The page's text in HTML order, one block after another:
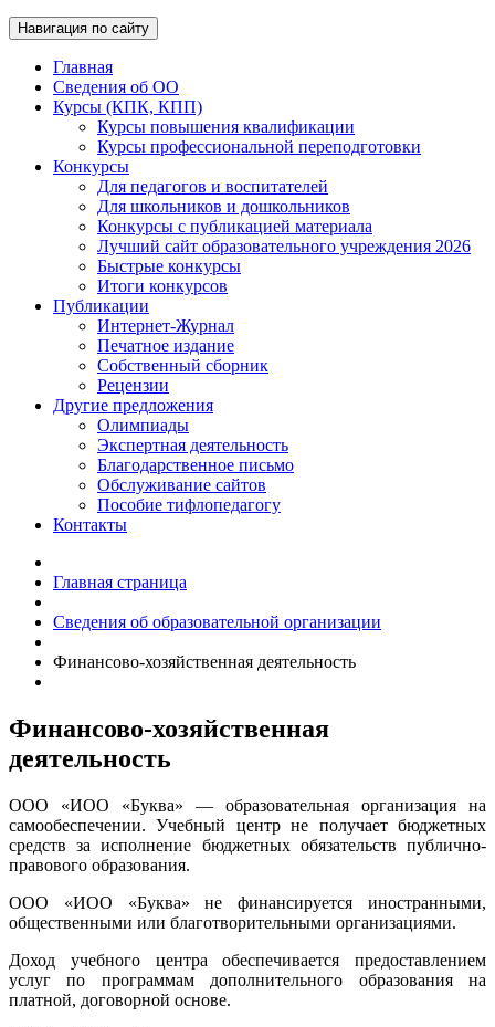
Навигация по сайту
Главная
Сведения об ОО
Курсы (КПК, КПП)
Курсы повышения квалификации
Курсы профессиональной переподготовки
Конкурсы
Для педагогов и воспитателей
Для школьников и дошкольников
Конкурсы с публикацией материала
Лучший сайт образовательного учреждения 2026
Быстрые конкурсы
Итоги конкурсов
Публикации
Интернет-Журнал
Печатное издание
Собственный сборник
Рецензии
Другие предложения
Олимпиады
Экспертная деятельность
Благодарственное письмо
Обслуживание сайтов
Пособие тифлопедагогу
Контакты
Главная страница
Сведения об образовательной организации
Финансово-хозяйственная деятельность
Финансово-хозяйственная
деятельность
ООО «ИОО «Буква» — образовательная организация на
самообеспечении. Учебный центр не получает бюджетных
средств за исполнение бюджетных обязательств публично-
правового образования.
ООО «ИОО «Буква» не финансируется иностранными,
общественными или благотворительными организациями.
Доход учебного центра обеспечивается предоставлением
услуг по программам дополнительного образования на
платной, договорной основе.